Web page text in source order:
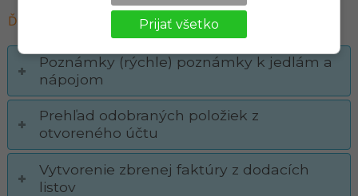
Ďaľšie užitočné funkcionality / nastavenia
Poznámky (rýchle) poznámky k jedlám a
nápojom
Prehľad odobraných položiek z
otvoreného účtu
Vytvorenie zbrenej faktúry z dodacích
listov
Prijať všetko